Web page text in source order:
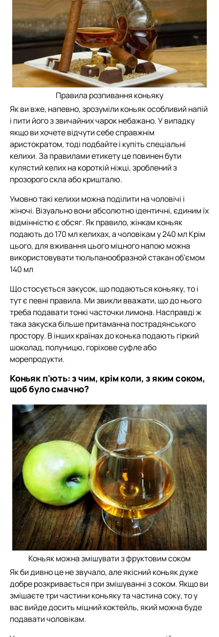
Правила розпивання коньяку
Як ви вже, напевно, зрозуміли коньяк особливий напій
і пити його з звичайних чарок небажано. У випадку
якщо ви хочете відчути себе справжнім
аристократом, тоді подбайте і купіть спеціальні
келихи. За правилами етикету це повинен бути
кулястий келих на короткій ніжці, зроблений з
прозорого скла або кришталю.
Умовно такі келихи можна поділити на чоловічі і
жіночі. Візуально вони абсолютно ідентичні, єдиним їх
відмінністю є обсяг. Як правило, жінкам коньяк
подають до 170 мл келихах, а чоловікам у 240 мл Крім
цього, для вживання цього міцного напою можна
використовувати тюльпанообразной стакан об'ємом
140 мл
Що стосується закусок, що подаються коньяку, то і
тут є певні правила. Ми звикли вважати, що до нього
треба подавати тонкі часточки лимона. Насправді ж
така закуска більше притаманна пострадянського
простору. В інших країнах до конька подають гіркий
шоколад, полуницю, горіхове суфле або
морепродукти.
Коньяк п'ють: з чим, крім коли, з яким соком,
щоб було смачно?
Коньяк можна змішувати з фруктовим соком
Як би дивно це не звучало, але якісний коньяк дуже
добре розкривається при змішуванні з соком. Якщо ви
змішаєте три частини коньяку та частина соку, то у
вас вийде досить міцний коктейль, який можна буде
подавати чоловікам.